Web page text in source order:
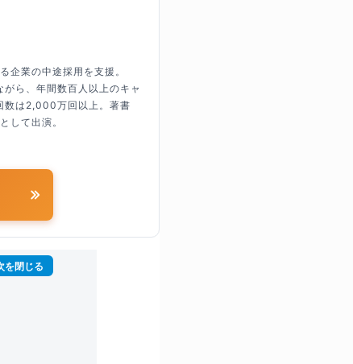
企業の中途採用を支援。
ら、年間数百人以上のキャ
数は2,000万回以上。著書
して出演。